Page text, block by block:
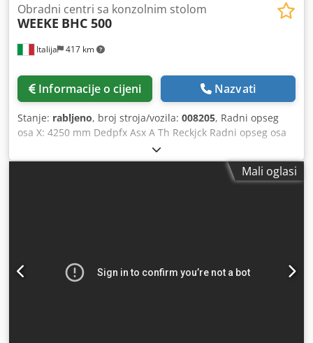
Italija 417 km
Obradni centri sa konzolnim stolom
WEEKE BHC 500
Informacije o cijeni Nazvati
Stanje: rabljeno, broj stroja/vozila: 008205, Radni opseg
osa X: 4250 mm Dedpfx Asx A Th Reckjck Radni opseg osa
Y: 1320 mm Radna površina: S vakuum konzolnim
osloncima Snaga glavnog vretena: 11 kW Broj upravljanih
osi: 4 osi Broj bušaćih vretena: 31 Broj mjesta za alate: 22
Mali oglasi